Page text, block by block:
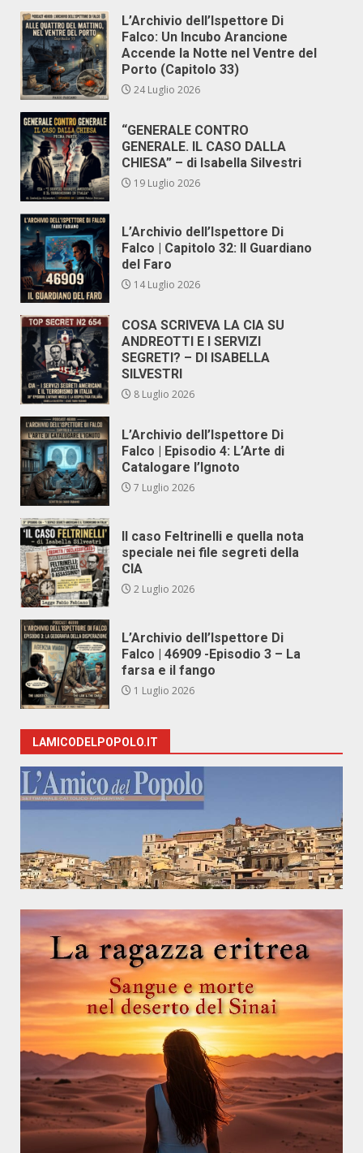
L’Archivio dell’Ispettore Di
Falco: Un Incubo Arancione
Accende la Notte nel Ventre del
Porto (Capitolo 33)
24 Luglio 2026
“GENERALE CONTRO
GENERALE. IL CASO DALLA
CHIESA” – di Isabella Silvestri
19 Luglio 2026
L’Archivio dell’Ispettore Di
Falco | Capitolo 32: Il Guardiano
del Faro
14 Luglio 2026
COSA SCRIVEVA LA CIA SU
ANDREOTTI E I SERVIZI
SEGRETI? – DI ISABELLA
SILVESTRI
8 Luglio 2026
L’Archivio dell’Ispettore Di
Falco | Episodio 4: L’Arte di
Catalogare l’Ignoto
7 Luglio 2026
Il caso Feltrinelli e quella nota
speciale nei file segreti della
CIA
2 Luglio 2026
L’Archivio dell’Ispettore Di
Falco | 46909 -Episodio 3 – La
farsa e il fango
1 Luglio 2026
LAMICODELPOPOLO.IT